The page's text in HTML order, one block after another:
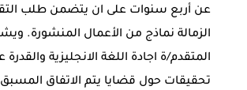
عن أربع سنوات على ان يتضمن طلب
الزمالة نماذج من الأعمال المنشورة.
المتقدم/ة اجادة اللغة الانجليزية والقدرة
تحقيقات حول قضايا يتم الاتفاق المسبق